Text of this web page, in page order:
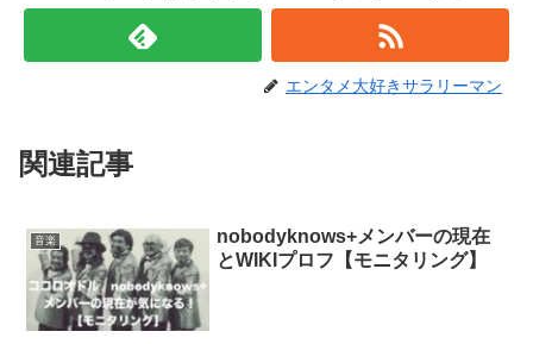
エンタメ大好きサラリーマン
関連記事
音楽
nobodyknows+メンバーの現在
とWIKIプロフ【モニタリング】